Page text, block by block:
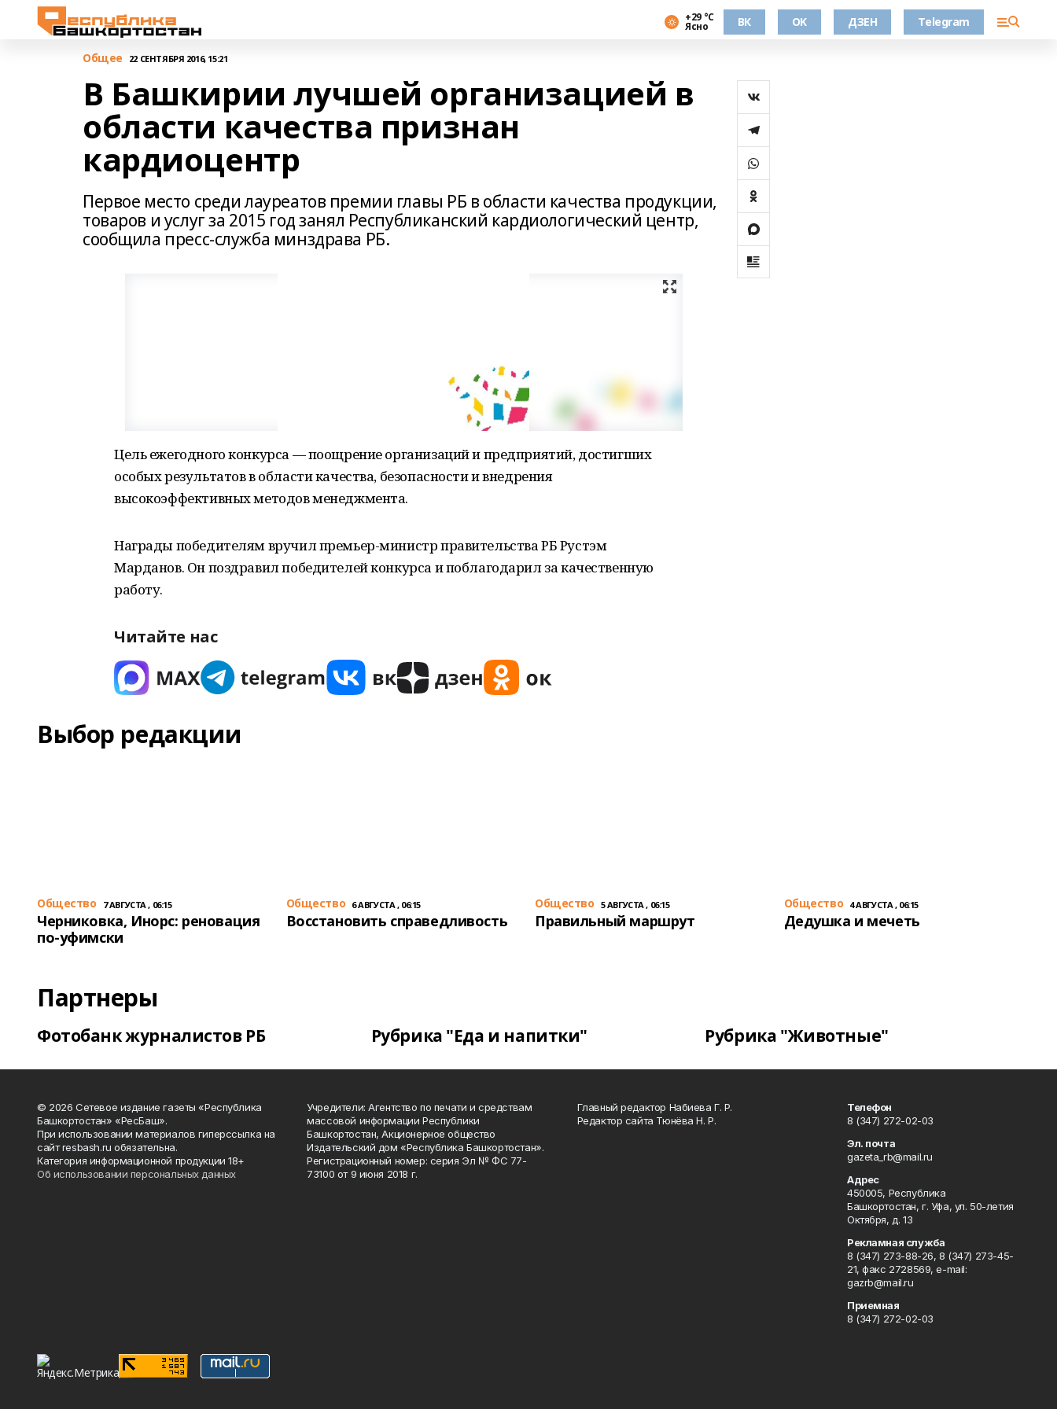
+29 °С
Ясно ВК OK ДЗЕН Telegram
Общее 22 СЕНТЯБРЯ 2016, 15:21
В Башкирии лучшей организацией в
области качества признан
кардиоцентр
Первое место среди лауреатов премии главы РБ в области качества продукции,
товаров и услуг за 2015 год занял Республиканский кардиологический центр,
сообщила пресс-служба минздрава РБ.
Цель ежегодного конкурса — поощрение организаций и предприятий, достигших
особых результатов в области качества, безопасности и внедрения
высокоэффективных методов менеджмента.
Награды победителям вручил премьер-министр правительства РБ Рустэм
Марданов. Он поздравил победителей конкурса и поблагодарил за качественную
работу.
Читайте нас
Выбор редакции
Общество 7 АВГУСТА , 06:15
Черниковка, Инорс: реновация
по-уфимски
Общество 6 АВГУСТА , 06:15
Восстановить справедливость
Общество 5 АВГУСТА , 06:15
Правильный маршрут
Общество 4 АВГУСТА , 06:15
Дедушка и мечеть
Партнеры
Фотобанк журналистов РБ Рубрика "Еда и напитки" Рубрика "Животные"
© 2026 Сетевое издание газеты «Республика
Башкортостан» «РесБаш».
При использовании материалов гиперссылка на
сайт resbash.ru обязательна.
Категория информационной продукции 18+
Об использовании персональных данных
Учредители: Агентство по печати и средствам
массовой информации Республики
Башкортостан, Акционерное общество
Издательский дом «Республика Башкортостан».
Регистрационный номер: серия Эл № ФС 77-
73100 от 9 июня 2018 г.
Главный редактор Набиева Г. Р.
Редактор сайта Тюнёва Н. Р.
Телефон
8 (347) 272-02-03
Эл. почта
gazeta_rb@mail.ru
Адрес
450005, Республика
Башкортостан, г. Уфа, ул. 50-летия
Октября, д. 13
Рекламная служба
8 (347) 273-88-26, 8 (347) 273-45-
21, факс 2728569, e-mail:
gazrb@mail.ru
Приемная
8 (347) 272-02-03